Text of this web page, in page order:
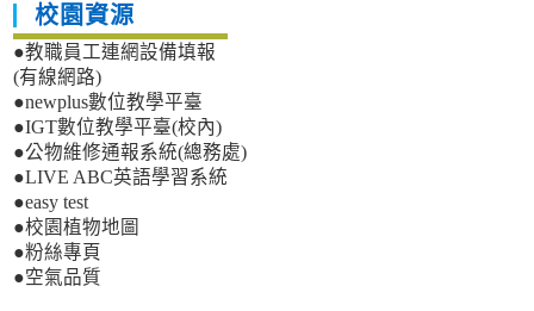
校園資源
●教職員工連網設備填報
(有線網路)
●newplus數位教學平臺
●IGT數位教學平臺(校內)
●公物維修通報系統(總務處)
●LIVE ABC英語學習系統
●easy test
●校園植物地圖
●粉絲專頁
●空氣品質